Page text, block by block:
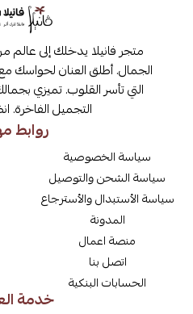
متجر فانيلا يدخلك إلى عالم
الجمال. أطلق العنان لحواسك
التي تأسر القلوب. تميزي
التجميل الفاخرة.
روابط
سياسة الخصوصية
سياسة الشحن والتوصيل
سياسة الأستبدال والأسترجاع
المدونة
منصة اعمال
اتصل بنا
الحسابات البنكية
خدمة